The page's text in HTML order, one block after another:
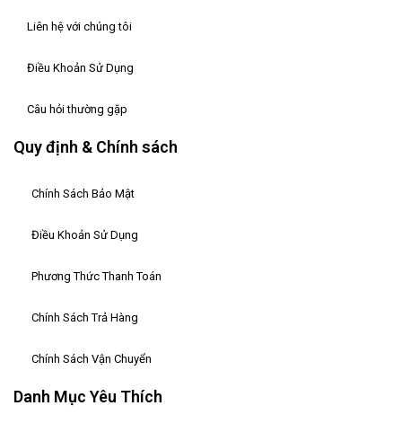
Liên hệ với chúng tôi
Điều Khoản Sử Dụng
Câu hỏi thường gặp
Quy định & Chính sách
Chính Sách Bảo Mật
Điều Khoản Sử Dụng
Phương Thức Thanh Toán
Chính Sách Trả Hàng
Chính Sách Vận Chuyển
Danh Mục Yêu Thích